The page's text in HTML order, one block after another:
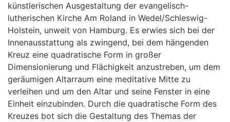
künstlerischen Ausgestaltung der evangelisch-
lutherischen Kirche Am Roland in Wedel/Schleswig-
Holstein, unweit von Hamburg. Es erwies sich bei der
Innenausstattung als zwingend, bei dem hängenden
Kreuz eine quadratische Form in großer
Dimensionierung und Flächigkeit anzustreben, um dem
geräumigen Altarraum eine meditative Mitte zu
verleihen und um den Altar und seine Fenster in eine
Einheit einzubinden. Durch die quadratische Form des
Kreuzes bot sich die Gestaltung des Themas der